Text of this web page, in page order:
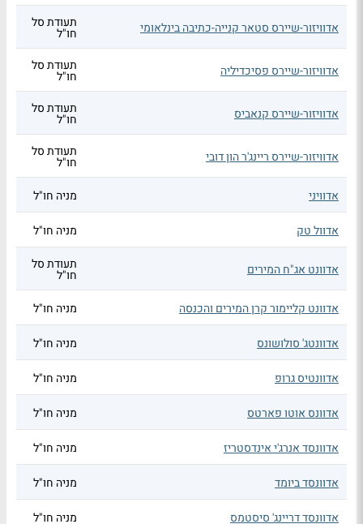
אדוויזור-שיירס סטאר קנייה-כתיבה בינלאומי תעודת סל
חו"ל
אדוויזור-שיירס פסיכדיליה תעודת סל
חו"ל
אדוויזור-שיירס קנאביס תעודת סל
חו"ל
אדוויזור-שיירס ריינג'ר הון דובי תעודת סל
חו"ל
אדוויני
מניה חו"ל
אדוול טק מניה חו"ל
אדוונט אג"ח המירים תעודת סל
חו"ל
אדוונט קליימור קרן המירים והכנסה
מניה חו"ל
אדוונטג' סולושונס מניה חו"ל
אדוונטיס גרופ מניה חו"ל
אדוונס אוטו פארטס מניה חו"ל
אדוונסד אנרג'י אינדסטריז מניה חו"ל
אדוונסד ביומד מניה חו"ל
אדוונסד דריינג' סיסטמס מניה חו"ל